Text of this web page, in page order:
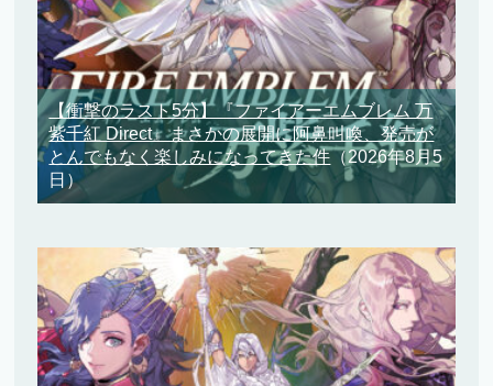
【衝撃のラスト5分】『ファイアーエムブレム 万
紫千紅 Direct』まさかの展開に阿鼻叫喚、発売が
とんでもなく楽しみになってきた件（2026年8月5
日）